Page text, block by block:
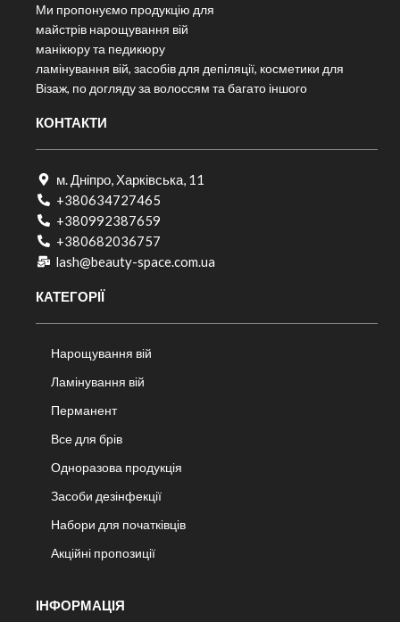
Ми пропонуємо продукцію для
майстрів нарощування вій
манікюру та педикюру
ламінування вій, засобів для депіляції, косметики для
Візаж, по догляду за волоссям та багато іншого
КОНТАКТИ
м. Дніпро, Харківська, 11
+380634727465
+380992387659
+380682036757​
lash@beauty-space.com.ua
КАТЕГОРІЇ
Нарощування вій
Ламінування вій
Перманент
Все для брів
Одноразова продукція
Засоби дезінфекції
Набори для початківців
Акційні пропозиції
ІНФОРМАЦІЯ